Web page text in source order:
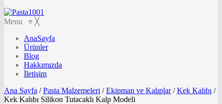
Menu ≡ ╳
AnaSayfa
Ürünler
Blog
Hakkımızda
İletişim
Ana Sayfa / Pasta Malzemeleri / Ekipman ve Kalıplar / Kek Kalıbı /
Kek Kalıbı Silikon Tutacaklı Kalp Modeli